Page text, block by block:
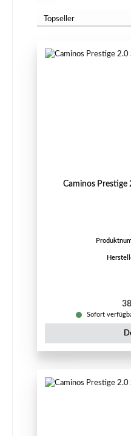
Caminos Prestige
Sofort